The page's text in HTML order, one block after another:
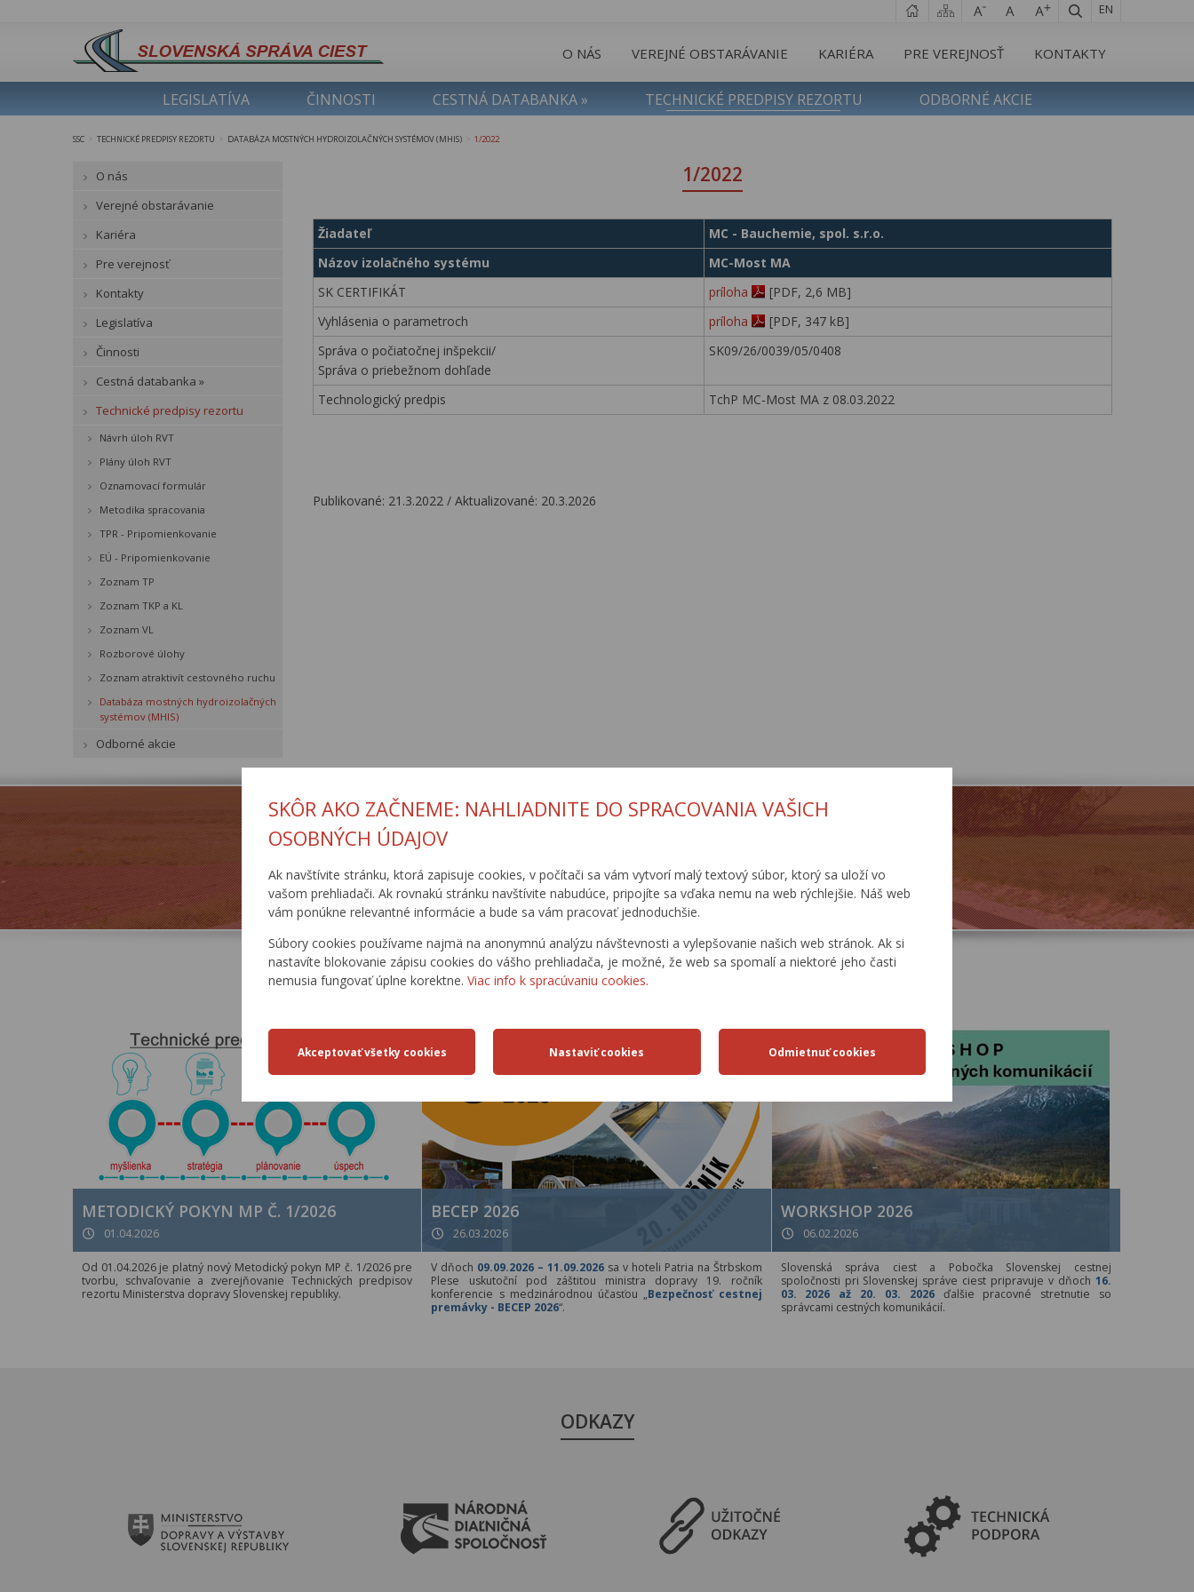
SKÔR AKO ZAČNEME: NAHLIADNITE DO SPRACOVANIA VAŠICH
OSOBNÝCH ÚDAJOV
Ak navštívite stránku, ktorá zapisuje cookies, v počítači sa vám vytvorí malý textový súbor, ktorý sa uloží vo
vašom prehliadači. Ak rovnakú stránku navštívite nabudúce, pripojíte sa vďaka nemu na web rýchlejšie. Náš web
vám ponúkne relevantné informácie a bude sa vám pracovať jednoduchšie.
Súbory cookies používame najmä na anonymnú analýzu návštevnosti a vylepšovanie našich web stránok. Ak si
nastavíte blokovanie zápisu cookies do vášho prehliadača, je možné, že web sa spomalí a niektoré jeho časti
nemusia fungovať úplne korektne. Viac info k spracúvaniu cookies.
EN
O NÁS VEREJNÉ OBSTARÁVANIE KARIÉRA PRE VEREJNOSŤ KONTAKTY
LEGISLATÍVA ČINNOSTI CESTNÁ DATABANKA » TECHNICKÉ PREDPISY REZORTU ODBORNÉ AKCIE
SSC TECHNICKÉ PREDPISY REZORTU DATABÁZA MOSTNÝCH HYDROIZOLAČNÝCH SYSTÉMOV (MHIS) 1/2022
1/2022
Žiadateľ
MC - Bauchemie, spol. s.r.o.
Názov izolačného systému
MC-Most MA
SK CERTIFIKÁT
príloha
[PDF, 2,6 MB]
Vyhlásenia o parametroch
príloha
[PDF, 347 kB]
Správa o počiatočnej inšpekcii/
Správa o priebežnom dohľade
SK09/26/0039/05/0408
Technologický predpis TchP MC-Most MA z 08.03.2022
Publikované: 21.3.2022 / Aktualizované: 20.3.2026
O nás
Verejné obstarávanie
Kariéra
Pre verejnosť
Kontakty
Legislatíva
Činnosti
Cestná databanka »
Technické predpisy rezortu
Návrh úloh RVT
Plány úloh RVT
Oznamovací formulár
Metodika spracovania
TPR - Pripomienkovanie
EÚ - Pripomienkovanie
Zoznam TP
Zoznam TKP a KL
Zoznam VL
Rozborové úlohy
Zoznam atraktivít cestovného ruchu
Databáza mostných hydroizolačných
systémov (MHIS)
Odborné akcie
ZJAZDNOSŤ.SK
BECEP CESTA
PRE ŽIVOT
CESTNÁ
DATABANKA
DOPRAVNÉ
INŽINIERSTVO
ŽIADOSTI TLAČOVÉ SPRÁVY
AKTUÁLNE
METODICKÝ POKYN MP Č. 1/2026
01.04.2026
Od 01.04.2026 je platný nový Metodický pokyn MP č. 1/2026 pre
tvorbu, schvaľovanie a zverejňovanie Technických predpisov
rezortu Ministerstva dopravy Slovenskej republiky.
BECEP 2026
26.03.2026
V dňoch 09.09.2026 – 11.09.2026 sa v hoteli Patria na Štrbskom
Plese uskutoční pod záštitou ministra dopravy 19. ročník
konferencie s medzinárodnou účasťou „Bezpečnosť cestnej
premávky - BECEP 2026“.
WORKSHOP 2026
06.02.2026
Slovenská správa ciest a Pobočka Slovenskej cestnej
spoločnosti pri Slovenskej správe ciest pripravuje v dňoch 16.
03. 2026 až 20. 03. 2026ďalšie pracovné stretnutie so
správcami cestných komunikácií.
ODKAZY